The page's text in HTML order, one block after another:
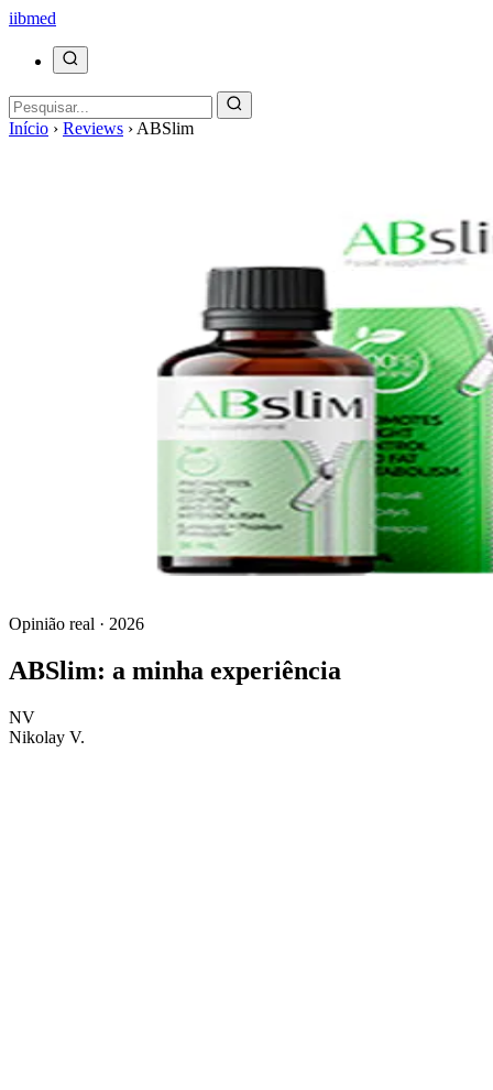
iibmed
Início › Reviews › ABSlim
Opinião real · 2026
ABSlim: a minha experiência
NV
Nikolay V.